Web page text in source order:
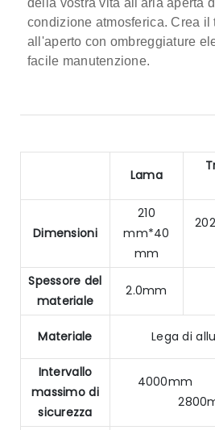
della vostra vita all'aria aperta
condizione atmosferica. Crea
all'aperto con ombreggiature
facile manutenzione.
Lama
Dimensioni
210
mm*40
mm
Spessore del
materiale
2.0mm
Materiale Lega di
Intervallo
massimo di
sicurezza